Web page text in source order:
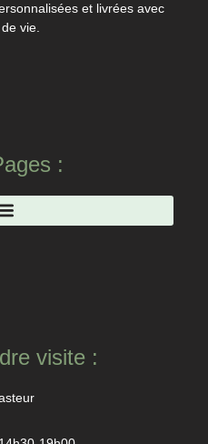
et livrées avec
vie.
:
visite :